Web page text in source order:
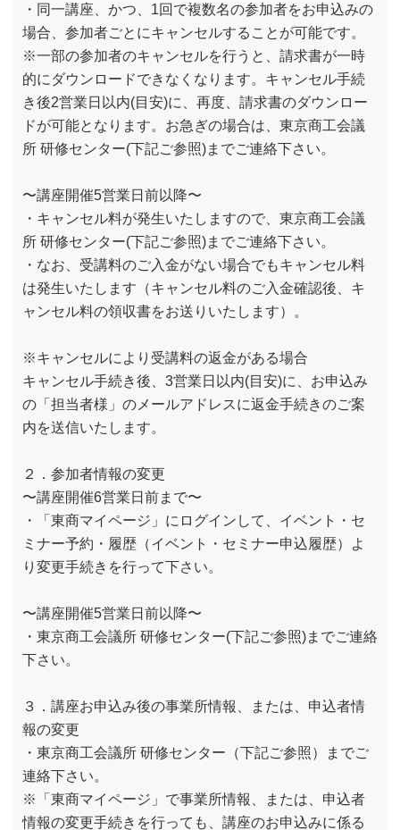
・同一講座、かつ、1回で複数名の参加者をお申込みの
場合、参加者ごとにキャンセルすることが可能です。
※一部の参加者のキャンセルを行うと、請求書が一時
的にダウンロードできなくなります。キャンセル手続
き後2営業日以内(目安)に、再度、請求書のダウンロー
ドが可能となります。お急ぎの場合は、東京商工会議
所 研修センター(下記ご参照)までご連絡下さい。
〜講座開催5営業日前以降〜
・キャンセル料が発生いたしますので、東京商工会議
所 研修センター(下記ご参照)までご連絡下さい。
・なお、受講料のご入金がない場合でもキャンセル料
は発生いたします（キャンセル料のご入金確認後、キ
ャンセル料の領収書をお送りいたします）。
※キャンセルにより受講料の返金がある場合
キャンセル手続き後、3営業日以内(目安)に、お申込み
の「担当者様」のメールアドレスに返金手続きのご案
内を送信いたします。
２．参加者情報の変更
〜講座開催6営業日前まで〜
・「東商マイページ」にログインして、イベント・セ
ミナー予約・履歴（イベント・セミナー申込履歴）よ
り変更手続きを行って下さい。
〜講座開催5営業日前以降〜
・東京商工会議所 研修センター(下記ご参照)までご連絡
下さい。
３．講座お申込み後の事業所情報、または、申込者情
報の変更
・東京商工会議所 研修センター（下記ご参照）までご
連絡下さい。
※「東商マイページ」で事業所情報、または、申込者
情報の変更手続きを行っても、講座のお申込みに係る